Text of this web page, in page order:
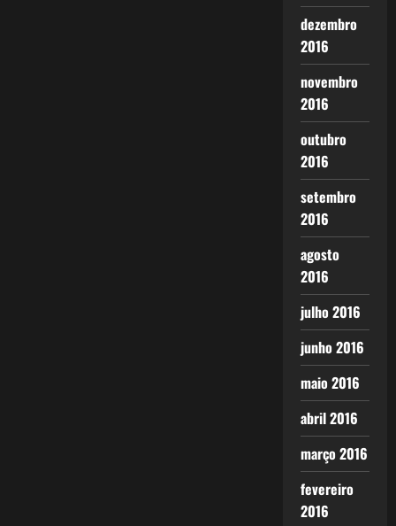
dezembro
2016
novembro
2016
outubro
2016
setembro
2016
agosto
2016
julho 2016
junho 2016
maio 2016
abril 2016
março 2016
fevereiro
2016